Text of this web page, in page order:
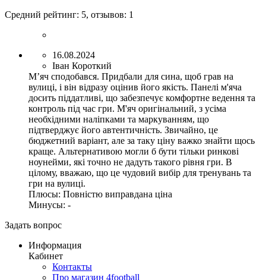
Средний рейтинг: 5, отзывов: 1
16.08.2024
Іван Короткий
М’яч сподобався. Придбали для сина, щоб грав на
вулиці, і він відразу оцінив його якість. Панелі м'яча
досить піддатливі, що забезпечує комфортне ведення та
контроль під час гри. М'яч оригінальний, з усіма
необхідними наліпками та маркуванням, що
підтверджує його автентичність. Звичайно, це
бюджетний варіант, але за таку ціну важко знайти щось
краще. Альтернативою могли б бути тільки ринкові
ноунейми, які точно не дадуть такого рівня гри. В
цілому, вважаю, що це чудовий вибір для тренувань та
гри на вулиці.
Плюсы: Повністю виправдана ціна
Минусы: -
Задать вопрос
Информация
Кабинет
Контакты
Про магазин 4football